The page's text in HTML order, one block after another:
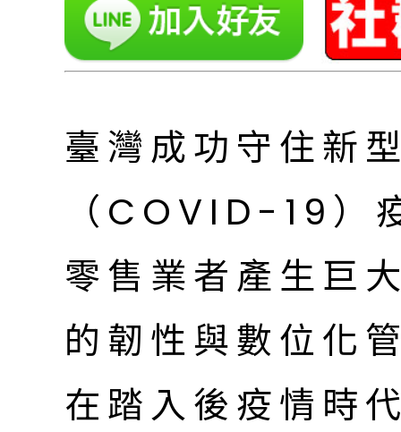
臺灣成功守住新
（COVID-19）
零售業者產生巨
的韌性與數位化
在踏入後疫情時